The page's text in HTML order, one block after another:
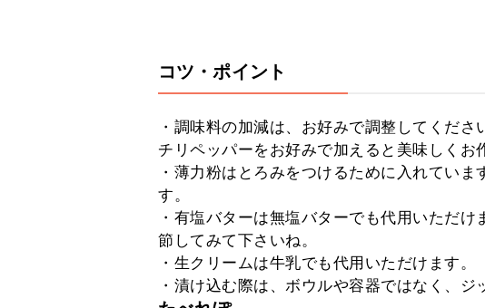
コツ・ポイント
・調味料の加減は、お好みで調整してくださ
チリペッパーをお好みで加えると美味しくお
・薄力粉はとろみをつけるために入れてい
す。
・有塩バターは無塩バターでも代用いただ
節してみて下さいね。
・生クリームは牛乳でも代用いただけます。
・漬け込む際は、ボウルや容器ではなく、ジ